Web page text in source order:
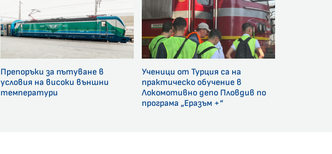
Препоръки за пътуване в
условия на високи външни
температури
Ученици от Турция са на
практическо обучение в
Локомотивно депо Пловдив по
програма „Еразъм +“